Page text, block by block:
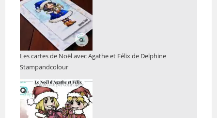
Les cartes de Noël avec Agathe et Félix de Delphine
Stampandcolour